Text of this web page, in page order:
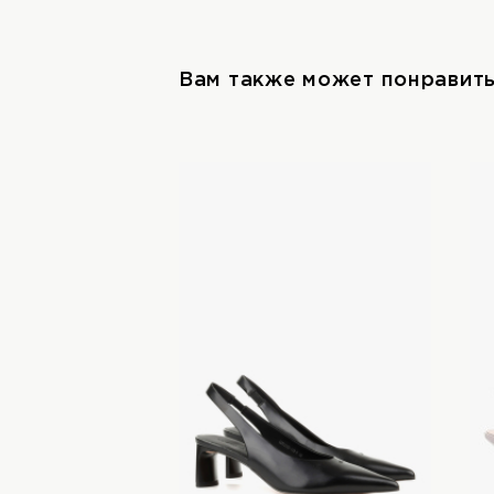
Вам также может